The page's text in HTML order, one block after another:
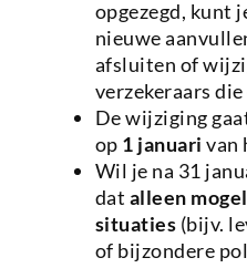
opgezegd, kunt
nieuwe
afsluiten of
verzekeraars
De wijziging
op 1 januari van
Wil je na 31
dat alleen
situaties (bijv.
of bijzondere